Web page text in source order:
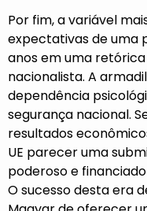
Por fim, a variável
expectativas de uma
anos em uma
nacionalista. A
dependência
segurança nacional.
resultados
UE parecer uma
poderoso e
O sucesso desta era